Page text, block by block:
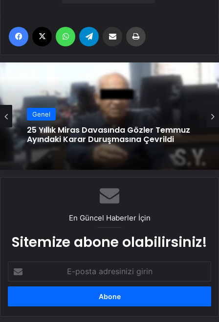
Facebook WhatsApp Email'den paylaş
Genel
25 Yıllık Miras Davasında Gözler Temmuz
Ayındaki Karar Duruşmasına Çevrildi
En Güncel Haberler İçin
Sitemize abone olabilirsiniz!
posta
adresinizi